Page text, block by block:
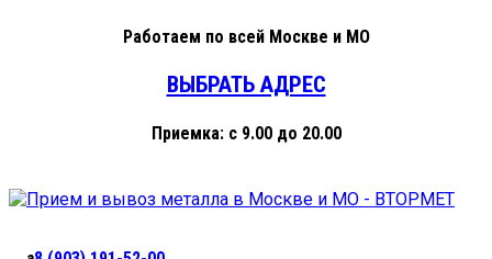
Работаем по всей Москве и МО
ВЫБРАТЬ АДРЕС
Приемка:с 9.00 до 20.00